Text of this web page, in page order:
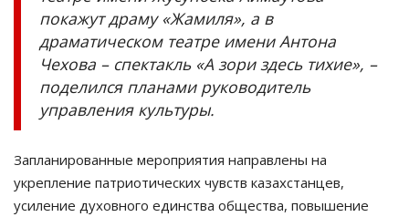
покажут драму «Жамиля», а в
драматическом театре имени Антона
Чехова – спектакль «А зори здесь тихие», –
поделился планами руководитель
управления культуры.
Запланированные мероприятия направлены на
укрепление патриотических чувств казахстанцев,
усиление духовного единства общества, повышение